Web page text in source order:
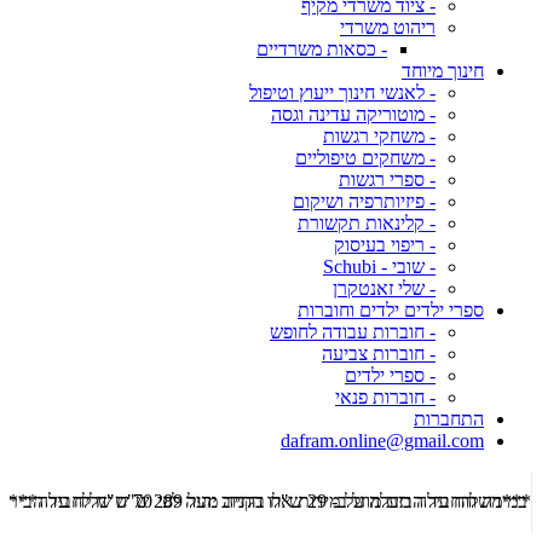
- ציוד משרדי מקיף
ריהוט משרדי
- כסאות משרדיים
חינוך מיוחד
- לאנשי חינוך ייעוץ וטיפול
- מוטוריקה עדינה וגסה
- משחקי רגשות
- משחקים טיפוליים
- ספרי רגשות
- פיזיותרפיה ושיקום
- קלינאות תקשורת
- ריפוי בעיסוק
- שובי - Schubi
- שלי זאנטקרן
ספרי ילדים ילדים וחוברות
- חוברות עבודה לחופש
- חוברות צביעה
- ספרי ילדים
- חוברות פנאי
התחברות
dafram.online@gmail.com
***משלוח עד הבית מוזל ב- 29 ש"ח בקניה מעל 289 ש"ח שליח עד הבית ***